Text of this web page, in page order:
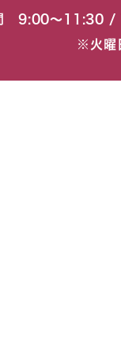
9:00〜11:30 /
※火曜